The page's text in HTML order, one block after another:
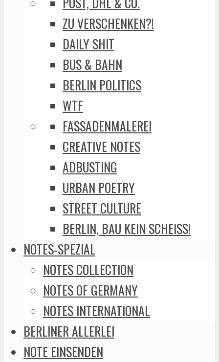
ZU VERSCHENKEN?!
DAILY SHIT
BUS & BAHN
BERLIN POLITICS
WTF
FASSADENMALEREI
CREATIVE NOTES
ADBUSTING
URBAN POETRY
STREET CULTURE
BERLIN, BAU KEIN SCHEISS!
NOTES-SPEZIAL
NOTES COLLECTION
NOTES OF GERMANY
NOTES INTERNATIONAL
BERLINER ALLERLEI
NOTE EINSENDEN